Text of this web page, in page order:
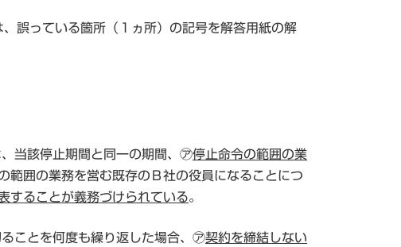
誤っている箇所（１ヵ所）の記号を解答用紙の解
当該停止期間と同一の期間、㋐停止命令の範囲の業
範囲の業務を営む既存のＢ社の役員になることにつ
することが義務づけられている。
ことを何度も繰り返した場合、㋐契約を締結しない